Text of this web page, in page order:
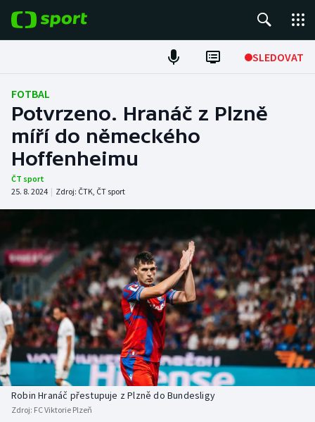
SLEDOVAT
Fotbal
Hokej
Tenis
Atletika
DALŠÍ SPORTY
Americký fotbal
Baseball a softbal
Basketbal
Biatlon
NEPŘEHLÉDNĚTE
Soutěže
Historické návraty
Aplikace ČT sport
FOTBAL
Potvrzeno. Hranáč z Plzně
míří do německého
Hoffenheimu
ČT sport
25. 8. 2024 | Zdroj: ČTK, ČT sport
Robin Hranáč přestupuje z Plzně do Bundesligy
Zdroj: FC Viktorie Plzeň